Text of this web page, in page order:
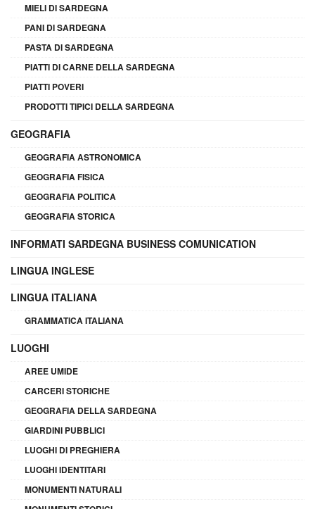
MIELI DI SARDEGNA
PANI DI SARDEGNA
PASTA DI SARDEGNA
PIATTI DI CARNE DELLA SARDEGNA
PIATTI POVERI
PRODOTTI TIPICI DELLA SARDEGNA
GEOGRAFIA
GEOGRAFIA ASTRONOMICA
GEOGRAFIA FISICA
GEOGRAFIA POLITICA
GEOGRAFIA STORICA
INFORMATI SARDEGNA BUSINESS COMUNICATION
LINGUA INGLESE
LINGUA ITALIANA
GRAMMATICA ITALIANA
LUOGHI
AREE UMIDE
CARCERI STORICHE
GEOGRAFIA DELLA SARDEGNA
GIARDINI PUBBLICI
LUOGHI DI PREGHIERA
LUOGHI IDENTITARI
MONUMENTI NATURALI